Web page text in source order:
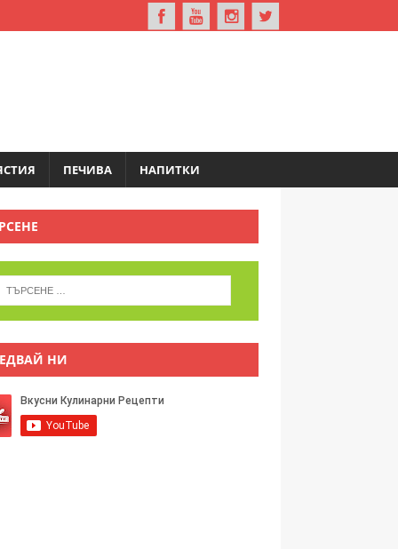
ПЕЧИВА НАПИТКИ
НИ